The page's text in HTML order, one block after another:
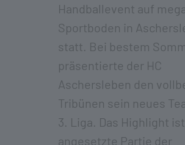
Handballevent auf
Sportboden in
statt. Bei bestem
präsentierte der HC
Aschersleben den
Tribünen sein neues
3. Liga. Das Highlight
angesetzte Partie der